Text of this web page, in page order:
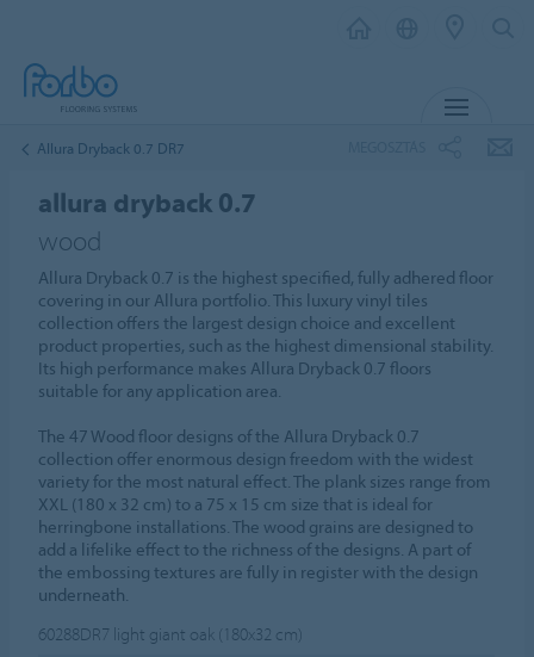
Allura Dryback 0.7 DR7
allura dryback 0.7
wood
Allura Dryback 0.7 is the highest specified, fully adhered floor
covering in our Allura portfolio. This luxury vinyl tiles
collection offers the largest design choice and excellent
product properties, such as the highest dimensional stability.
Its high performance makes Allura Dryback 0.7 floors
suitable for any application area.
The 47 Wood floor designs of the Allura Dryback 0.7
collection offer enormous design freedom with the widest
variety for the most natural effect. The plank sizes range from
XXL (180 x 32 cm) to a 75 x 15 cm size that is ideal for
herringbone installations. The wood grains are designed to
add a lifelike effect to the richness of the designs. A part of
the embossing textures are fully in register with the design
underneath.
60288DR7 light giant oak (180x32 cm)